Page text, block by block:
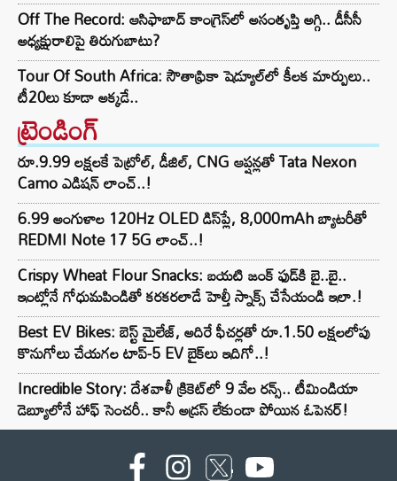
Off The Record: ఆసిఫాబాద్ కాంగ్రెస్‌లో అసంతృప్తి అగ్గి.. డీసీసీ
అధ్యక్షురాలిపై తిరుగుబాటు?
Tour Of South Africa: సౌతాఫ్రికా షెడ్యూల్‌లో కీలక మార్పులు..
టీ20లు కూడా అక్కడే..
ట్రెండింగ్‌
రూ.9.99 లక్షలకే పెట్రోల్, డీజిల్, CNG ఆప్షన్లతో Tata Nexon
Camo ఎడిషన్ లాంచ్..!
6.99 అంగుళాల 120Hz OLED డిస్‌ప్లే, 8,000mAh బ్యాటరీతో
REDMI Note 17 5G లాంచ్..!
Crispy Wheat Flour Snacks: బయటి జంక్ ఫుడ్‌కి బై..బై..
ఇంట్లోనే గోధుమపిండితో కరకరలాడే హెల్తీ స్నాక్స్ చేసేయండి ఇలా.!
Best EV Bikes: బెస్ట్ మైలేజ్, అదిరే ఫీచర్లతో రూ.1.50 లక్షలలోపు
కొనుగోలు చేయగల టాప్-5 EV బైక్‌లు ఇదిగో..!
Incredible Story: దేశవాళీ క్రికెట్‌లో 9 వేల రన్స్.. టీమిండియా
డెబ్యూలోనే హాఫ్ సెంచరీ.. కానీ అడ్రస్ లేకుండా పోయిన ఓపెనర్!